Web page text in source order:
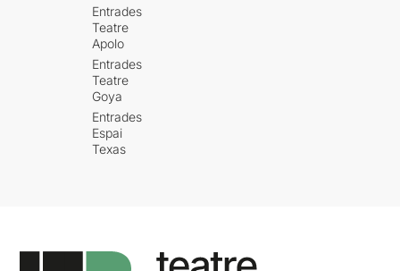
Entrades
Teatre
Apolo
Entrades
Teatre
Goya
Entrades
Espai
Texas